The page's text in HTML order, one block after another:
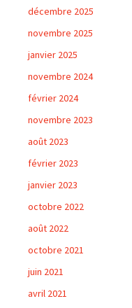
décembre 2025
novembre 2025
janvier 2025
novembre 2024
février 2024
novembre 2023
août 2023
février 2023
janvier 2023
octobre 2022
août 2022
octobre 2021
juin 2021
avril 2021